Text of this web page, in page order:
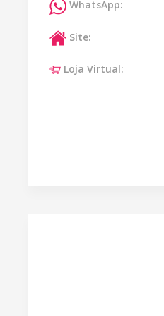
WhatsApp:
Site:
Loja Virtual: